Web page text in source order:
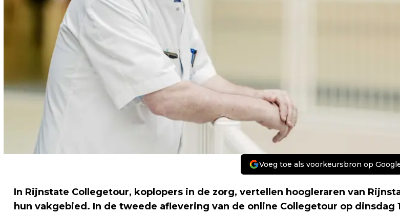
Voeg toe als voorkeursbron op
In Rijnstate Collegetour, koplopers in de zorg, vertellen hoogleraren van
hun vakgebied. In de tweede aflevering van de online Collegetour op dinsdag